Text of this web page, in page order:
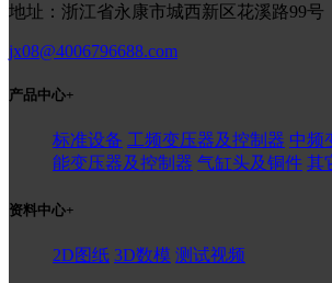
地址：浙江省永康市城西新区花溪路99号
jx08@4006796688.com
产品中心+
标准设备 工频变压器及控制器 中频
能变压器及控制器 气缸头及铜件 其
资料中心+
2D图纸 3D数模 测试视频